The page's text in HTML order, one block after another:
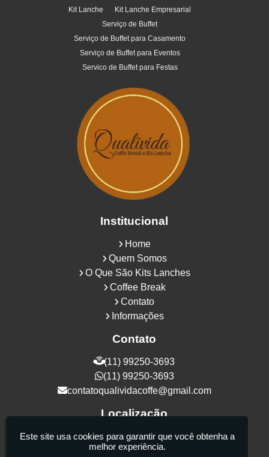
Kit Lanche
Kit Lanche Empresarial
Serviço de Buffet
Serviço de Buffet para Casamento
Serviço de Buffet para Eventos
Servico de Buffet para Festas
Institucional
Home
Quem Somos
O Que São Kits Lanches
Coffee Break
Contato
Informações
Contato
(11) 99250-3693
(11) 99250-3693
contatoqualividacoffe@gmail.com
Localização
Rua Samurais, 27 - Vila Maria Alta - São
Paulo / SP - CEP: 02130-080
Este site usa cookies para garantir que você obtenha a
melhor experiência.